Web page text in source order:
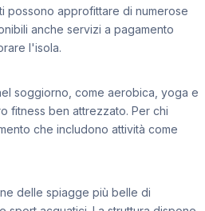
possono approfittare di numerose
anche servizi a pagamento
l'isola.
soggiorno, come aerobica, yoga e
fitness ben attrezzato. Per chi
che includono attività come
delle spiagge più belle di